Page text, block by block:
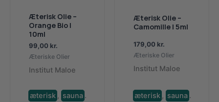
Æterisk Olie –
Orange Bio |
10ml
99,00 kr.
Æteriske Olier
Institut Maloe
æterisk , sauna .
Æterisk Olie –
Camomille | 5ml
179,00 kr.
Æteriske Olier
Institut Maloe
æterisk , sauna .